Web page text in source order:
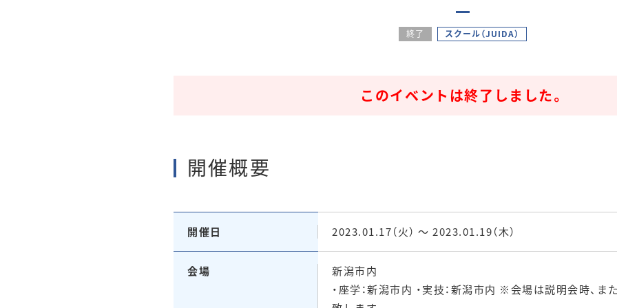
終了 スクール（JUIDA）
このイベントは終了しました。
開催概要
開催日 2023.01.17（火） ～ 2023.01.19（木）
会場
新潟市内
・座学：新潟市内 ・実技：新潟市内 ※会場は説明会時、